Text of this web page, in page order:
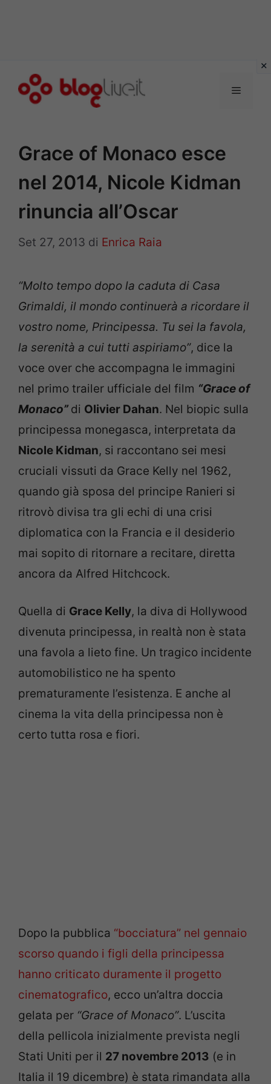
Menu
Grace of Monaco esce
nel 2014, Nicole Kidman
rinuncia all’Oscar
Set 27, 2013 di Enrica Raia
“Molto tempo dopo la caduta di Casa
Grimaldi, il mondo continuerà a ricordare il
vostro nome, Principessa. Tu sei la favola,
la serenità a cui tutti aspiriamo”, dice la
voce over che accompagna le immagini
nel primo trailer ufficiale del film “Grace of
Monaco” di Olivier Dahan. Nel biopic sulla
principessa monegasca, interpretata da
Nicole Kidman, si raccontano sei mesi
cruciali vissuti da Grace Kelly nel 1962,
quando già sposa del principe Ranieri si
ritrovò divisa tra gli echi di una crisi
diplomatica con la Francia e il desiderio
mai sopito di ritornare a recitare, diretta
ancora da Alfred Hitchcock.
Quella di Grace Kelly, la diva di Hollywood
divenuta principessa, in realtà non è stata
una favola a lieto fine. Un tragico incidente
automobilistico ne ha spento
prematuramente l’esistenza. E anche al
cinema la vita della principessa non è
certo tutta rosa e fiori.
Dopo la pubblica “bocciatura” nel gennaio
scorso quando i figli della principessa
hanno criticato duramente il progetto
cinematografico, ecco un’altra doccia
gelata per “Grace of Monaco”. L’uscita
della pellicola inizialmente prevista negli
Stati Uniti per il 27 novembre 2013 (e in
Italia il 19 dicembre) è stata rimandata alla